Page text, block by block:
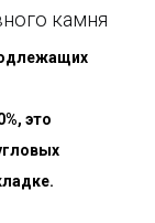
камня
это